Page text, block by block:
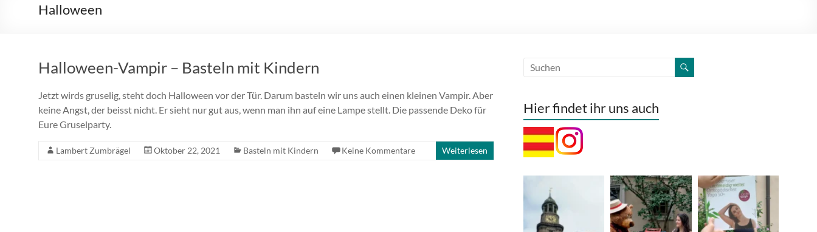
Halloween
Halloween-Vampir – Basteln mit Kindern
Jetzt wirds gruselig, steht doch Halloween vor der Tür. Darum basteln wir uns auch einen kleinen Vampir. Aber
keine Angst, der beisst nicht. Er sieht nur gut aus, wenn man ihn auf eine Lampe stellt. Die passende Deko für
Eure Gruselparty.
Lambert Zumbrägel Oktober 22, 2021 Basteln mit Kindern Keine Kommentare Weiterlesen
Hier findet ihr uns auch